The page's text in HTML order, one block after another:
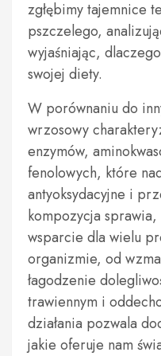
zgłębimy tajemnice
pszczelego,
wyjaśniając,
swojej diety.
W porównaniu do
wrzosowy
enzymów,
fenolowych, które
antyoksydacyjne i
kompozycja
wsparcie dla wielu
organizmie, od
łagodzenie
trawiennym i
działania pozwala
jakie oferuje nam